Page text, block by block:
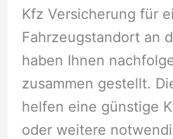
Kfz Versicherung für
Fahrzeugstandort an
haben Ihnen
zusammen gestellt.
helfen eine günstige
oder weitere